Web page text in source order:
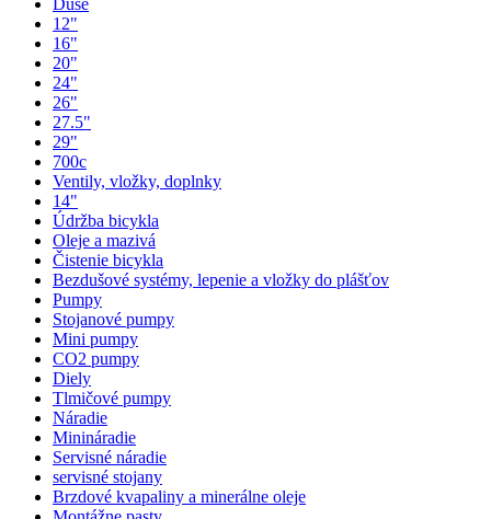
Duše
12"
16"
20"
24"
26"
27.5"
29"
700c
Ventily, vložky, doplnky
14"
Údržba bicykla
Oleje a mazivá
Čistenie bicykla
Bezdušové systémy, lepenie a vložky do plášťov
Pumpy
Stojanové pumpy
Mini pumpy
CO2 pumpy
Diely
Tlmičové pumpy
Náradie
Minináradie
Servisné náradie
servisné stojany
Brzdové kvapaliny a minerálne oleje